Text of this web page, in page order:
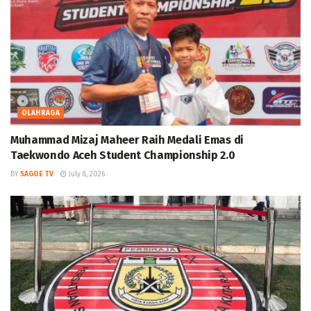
OLAHRAGA
Muhammad Mizaj Maheer Raih Medali Emas di
Taekwondo Aceh Student Championship 2.0
BY SAGOE TV July 8, 2026